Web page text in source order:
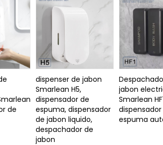
de
dispenser de jabon
Smarlean H5,
dispensador de
espuma, dispensador
de jabon liquido,
despachador de
jabon
jabon
Smarlean
espuma